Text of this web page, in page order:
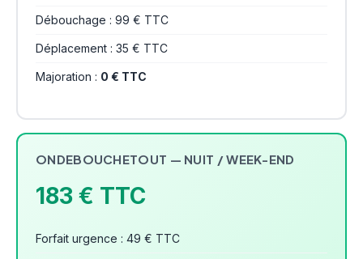
Débouchage : 99 € TTC
Déplacement : 35 € TTC
Majoration : 0 € TTC
ONDEBOUCHETOUT — NUIT / WEEK-END
183 € TTC
Forfait urgence : 49 € TTC